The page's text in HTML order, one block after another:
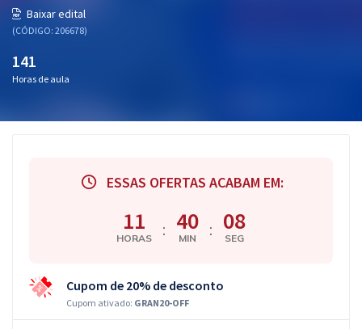
OAB
Conteúdo gratuito
Baixar edital
(CÓDIGO: 206678)
141
Horas de aula
ESSAS OFERTAS ACABAM EM:
11
HORAS : 40
MIN : 07
SEG
Cupom de 20% de desconto
Cupom ativado: GRAN20-OFF